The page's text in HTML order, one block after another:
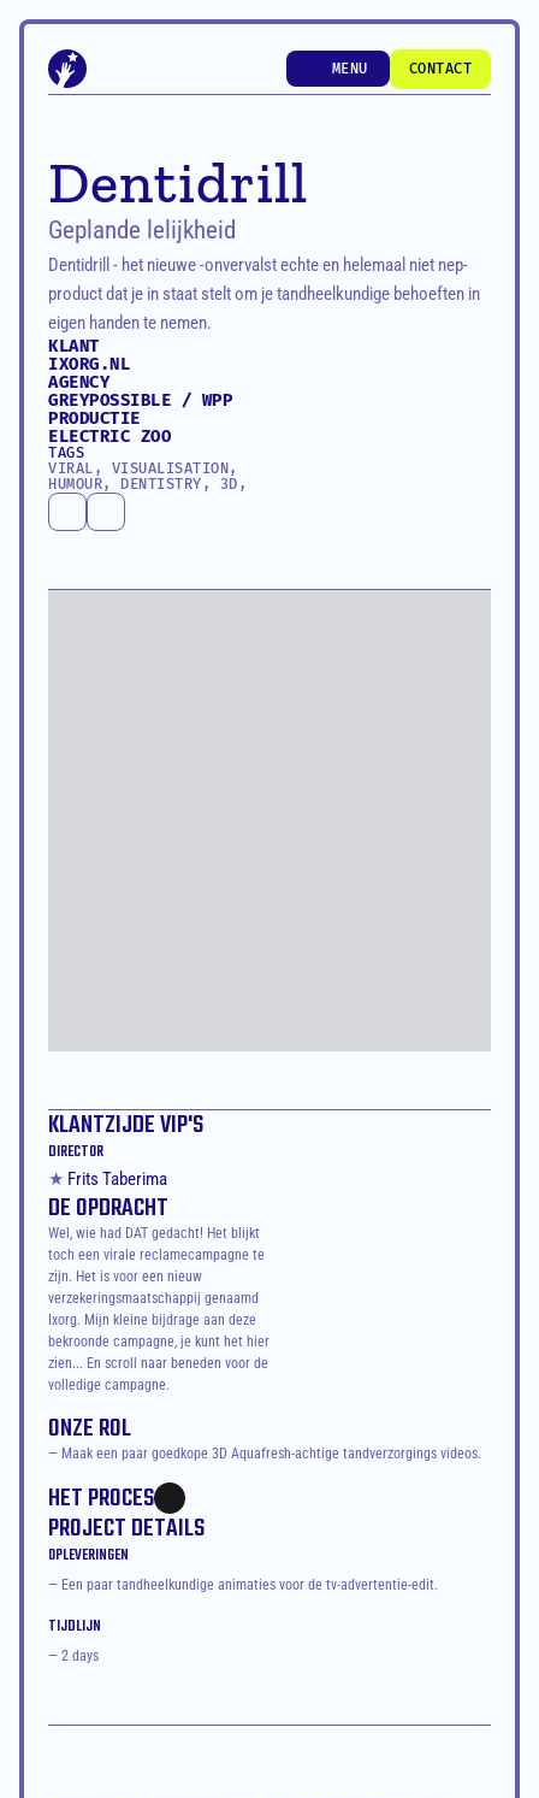
MENU
MENU
CONTACT
Dentidrill
Geplande lelijkheid
Dentidrill - het nieuwe -onvervalst echte en helemaal niet nep-
product dat je in staat stelt om je tandheelkundige behoeften in
eigen handen te nemen.
KLANT
IXORG.NL
AGENCY
GREYPOSSIBLE / WPP
PRODUCTIE
ELECTRIC ZOO
TAGS
VIRAL, VISUALISATION,
HUMOUR, DENTISTRY, 3D,
KLANTZIJDE VIP'S
DIRECTOR
★ Frits Taberima
DE OPDRACHT
Wel, wie had DAT gedacht! Het blijkt
toch een virale reclamecampagne te
zijn. Het is voor een nieuw
verzekeringsmaatschappij genaamd
Ixorg. Mijn kleine bijdrage aan deze
bekroonde campagne, je kunt het hier
zien... En scroll naar beneden voor de
volledige campagne.
ONZE ROL
— Maak een paar goedkope 3D Aquafresh-achtige tandverzorgings videos.
HET PROCES
PROJECT DETAILS
OPLEVERINGEN
— Een paar tandheelkundige animaties voor de tv-advertentie-edit.
TIJDLIJN
— 2 days